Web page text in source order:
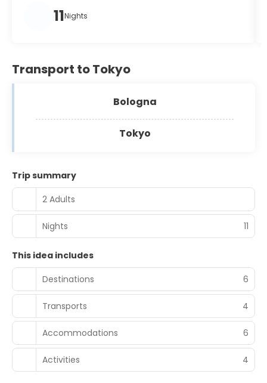
11Nights
Transport to Tokyo
Bologna
Tokyo
Trip summary
2 Adults
Nights 11
This idea includes
Destinations
6
Transports 4
Accommodations 6
Activities 4